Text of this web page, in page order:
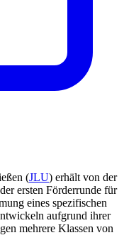
(JLU) erhält von der
ersten Förderrunde für
eines spezifischen
aufgrund ihrer
mehrere Klassen von